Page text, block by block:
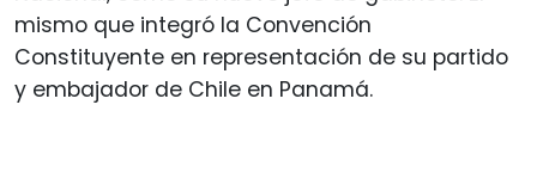
mismo que integró la Convención
Constituyente en representación de su partido
y embajador de Chile en Panamá.